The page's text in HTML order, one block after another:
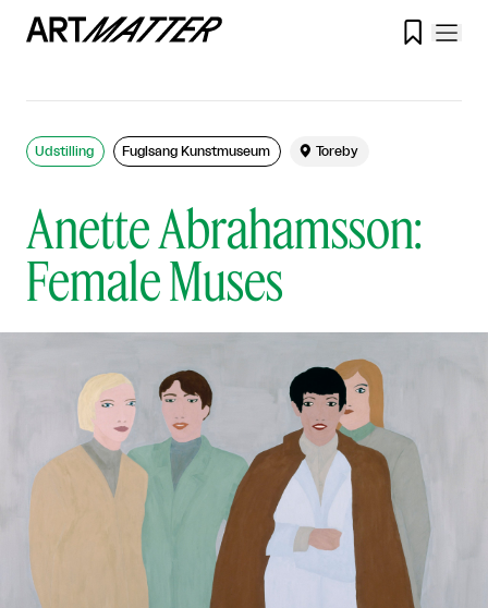

Anette Abrahamsson:
Female Muses
Udstilling Fuglsang Kunstmuseum  Toreby